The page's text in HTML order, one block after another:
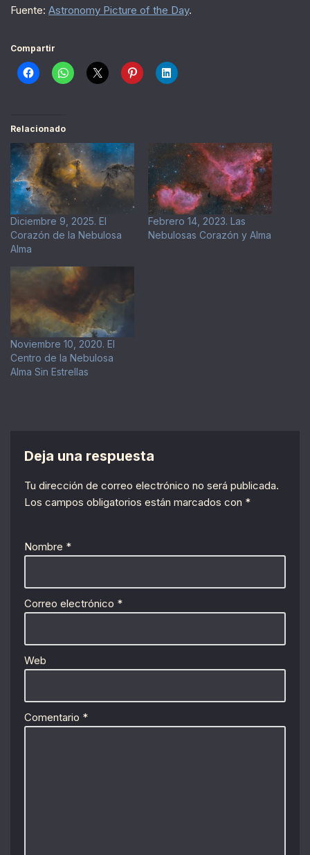
Fuente: Astronomy Picture of the Day.
Compartir
Relacionado
Diciembre 9, 2025. El
Corazón de la Nebulosa
Alma
Febrero 14, 2023. Las
Nebulosas Corazón y Alma
Noviembre 10, 2020. El
Centro de la Nebulosa
Alma Sin Estrellas
Deja una respuesta
Tu dirección de correo electrónico no será publicada.
Los campos obligatorios están marcados con *
Nombre *
Correo electrónico *
Web
Comentario *